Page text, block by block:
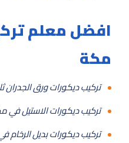
افضل معلم
مكة
تركيب ديكورات ورق الجدران
تركيب ديكورات الاستيل في
تركيب ديكورات بديل